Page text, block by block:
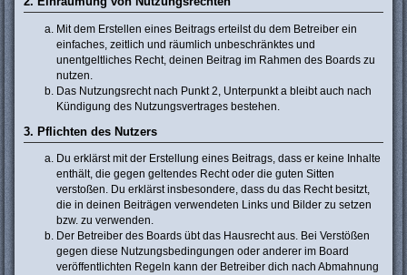
Mit dem Erstellen eines Beitrags erteilst du dem Betreiber ein
einfaches, zeitlich und räumlich unbeschränktes und
unentgeltliches Recht, deinen Beitrag im Rahmen des Boards zu
nutzen.
Das Nutzungsrecht nach Punkt 2, Unterpunkt a bleibt auch nach
Kündigung des Nutzungsvertrages bestehen.
3. Pflichten des Nutzers
Du erklärst mit der Erstellung eines Beitrags, dass er keine Inhalte
enthält, die gegen geltendes Recht oder die guten Sitten
verstoßen. Du erklärst insbesondere, dass du das Recht besitzt,
die in deinen Beiträgen verwendeten Links und Bilder zu setzen
bzw. zu verwenden.
Der Betreiber des Boards übt das Hausrecht aus. Bei Verstößen
gegen diese Nutzungsbedingungen oder anderer im Board
veröffentlichten Regeln kann der Betreiber dich nach Abmahnung